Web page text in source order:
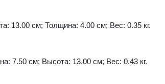
13.00 см; Толщина: 4.00 см; Вес: 0.35 кг.
7.50 см; Высота: 13.00 см; Вес: 0.43 кг.